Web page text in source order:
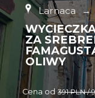
Larnaca →
ZA
OLIWY
Cena od 391 PLN /